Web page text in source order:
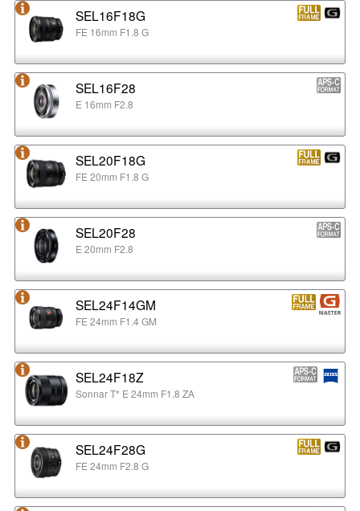
SEL16F18G
FE 16mm F1.8 G
SEL16F28
E 16mm F2.8
SEL20F18G
FE 20mm F1.8 G
SEL20F28
E 20mm F2.8
SEL24F14GM
FE 24mm F1.4 GM
SEL24F18Z
Sonnar T* E 24mm F1.8 ZA
SEL24F28G
FE 24mm F2.8 G